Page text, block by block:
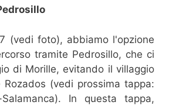
(vedi foto), abbiamo l'opzione
tramite Pedrosillo, che ci
di Morille, evitando il villaggio
(vedi prossima tappa:
In questa tappa,